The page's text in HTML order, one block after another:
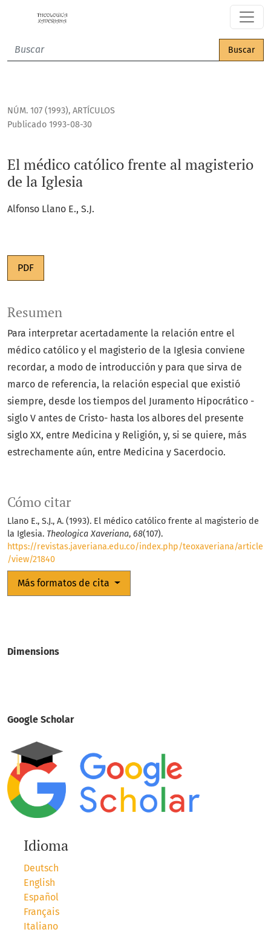
El médico católico frente al magisterio de la Iglesia
Buscar
NÚM. 107 (1993), ARTÍCULOS
El médico católico frente al magisterio
de la Iglesia
Publicado 1993-08-30
Alfonso Llano E., S.J.
PDF
Cómo citar
Llano E., S.J., A. (1993). El médico católico frente al magisterio de
la Iglesia. Theologica Xaveriana, 68(107).
https://revistas.javeriana.edu.co/index.php/teoxaveriana/article
/view/21840
Más formatos de cita
Dimensions
Google Scholar
Idioma
Deutsch
English
Español
Français
Italiano
Resumen
Para interpretar acertadamente la relación entre el
médico católico y el magisterio de la Iglesia conviene
recordar, a modo de introducción y para que sirva de
marco de referencia, la relación especial que existió
siempre, desde los tiempos del Juramento Hipocrático -
siglo V antes de Cristo- hasta los albores del presente
siglo XX, entre Medicina y Religión, y, si se quiere, más
estrechamente aún, entre Medicina y Sacerdocio.